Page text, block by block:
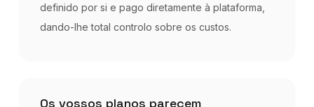
definido por si e pago diretamente à plataforma,
dando-lhe total controlo sobre os custos.
Os vossos planos parecem